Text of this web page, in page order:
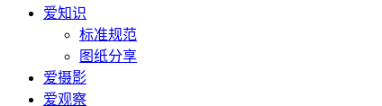
爱知识
标准规范
图纸分享
爱摄影
爱观察